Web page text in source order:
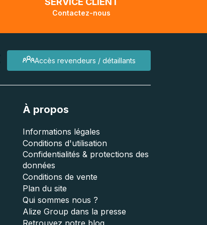
Contactez-nous
Accès revendeurs / détaillants
À propos
Informations légales
Conditions d'utilisation
Confidentialités & protections des
données
Conditions de vente
Plan du site
Qui sommes nous ?
Alize Group dans la presse
Retrouvez notre blog